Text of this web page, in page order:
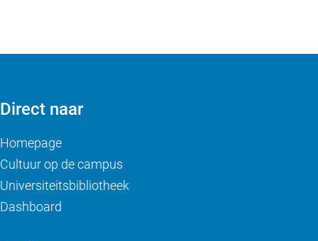
Direct naar
Homepage
Cultuur op de campus
Universiteitsbibliotheek
Dashboard